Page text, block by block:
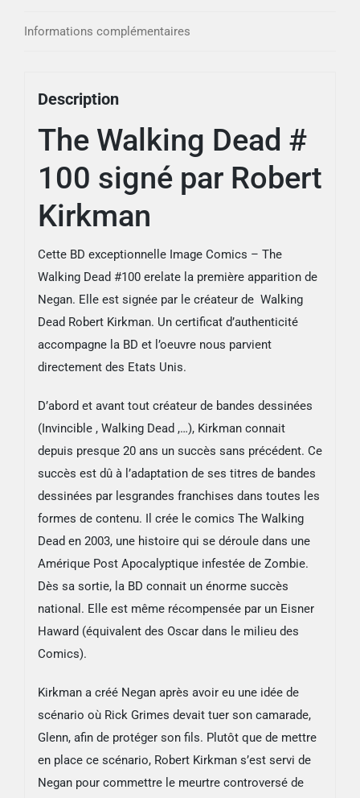
Informations complémentaires
Description
The Walking Dead #
100 signé par Robert
Kirkman
Cette BD exceptionnelle Image Comics – The
Walking Dead #100 erelate la première apparition de
Negan. Elle est signée par le créateur de Walking
Dead Robert Kirkman. Un certificat d’authenticité
accompagne la BD et l’oeuvre nous parvient
directement des Etats Unis.
D’abord et avant tout créateur de bandes dessinées
(Invincible , Walking Dead ,…), Kirkman connait
depuis presque 20 ans un succès sans précédent. Ce
succès est dû à l’adaptation de ses titres de bandes
dessinées par lesgrandes franchises dans toutes les
formes de contenu. Il crée le comics The Walking
Dead en 2003, une histoire qui se déroule dans une
Amérique Post Apocalyptique infestée de Zombie.
Dès sa sortie, la BD connait un énorme succès
national. Elle est même récompensée par un Eisner
Haward (équivalent des Oscar dans le milieu des
Comics).
Kirkman a créé Negan après avoir eu une idée de
scénario où Rick Grimes devait tuer son camarade,
Glenn, afin de protéger son fils. Plutôt que de mettre
en place ce scénario, Robert Kirkman s’est servi de
Negan pour commettre le meurtre controversé de